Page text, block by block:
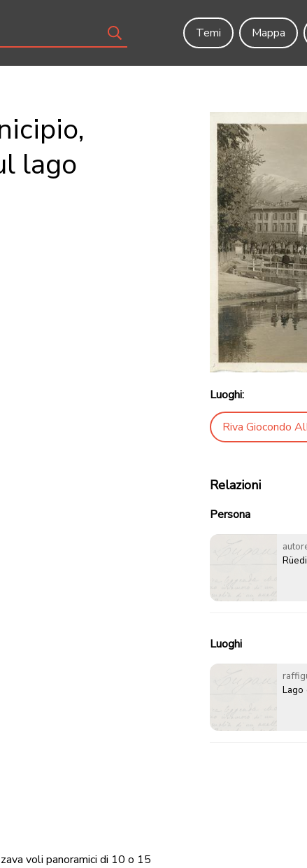
Temi
Mappa
lago
voli panoramici di 10 o 15
Luoghi:
Riva Giocondo
Relazioni
Persona
Luoghi
Lago